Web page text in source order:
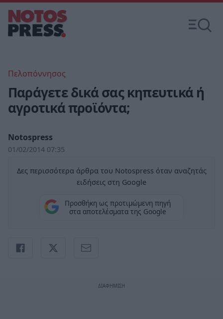
Πελοπόννησος
Παράγετε δικά σας κηπευτικά ή
αγροτικά προϊόντα;
Notospress
01/02/2014 07:35
Δες περισσότερα άρθρα του Notospress όταν αναζητάς
ειδήσεις στη Google
Προσθήκη ως προτιμώμενη πηγή
στα αποτελέσματα της Google